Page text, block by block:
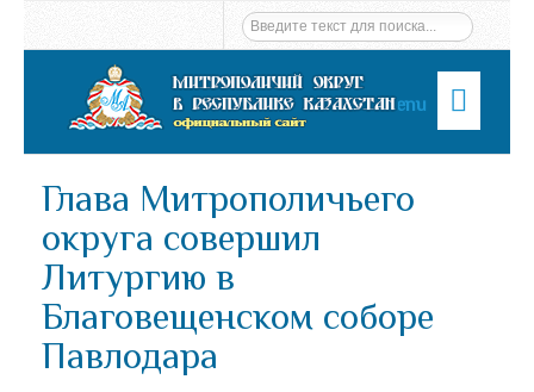
Menu
Глава Митрополичьего
округа совершил
Литургию в
Благовещенском соборе
Павлодара